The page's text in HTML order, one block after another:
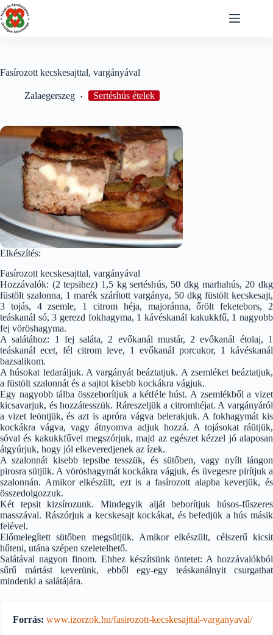
Skip
to
content
Fasírozott kecskesajttal, vargányával
Zalaegerszeg Sertéshús ételek
Elkészítés:
Fasírozott kecskesajttal, vargányával
Hozzávalók: (2 tepsihez) 1,5 kg sertéshús, 50 dkg marhahús, 20 dkg
füstölt szalonna, 1 marék szárított vargánya, 50 dkg füstölt kecskesajt,
3 tojás, 4 zsemle, 1 citrom héja, majoránna, őrölt feketebors, 2
teáskanál só, 3 gerezd fokhagyma, 1 kávéskanál kakukkfű, 1 nagyobb
fej vöröshagyma.
A salátához: 1 fej saláta, 2 evőkanál mustár, 2 evőkanál étolaj, 1
teáskanál ecet, fél citrom leve, 1 evőkanál porcukor, 1 kávéskanál
bazsalikom.
A húsokat ledaráljuk. A vargányát beáztatjuk. A zsemléket beáztatjuk,
a füstölt szalonnát és a sajtot kisebb kockákra vágjuk.
Egy nagyobb tálba összeborítjuk a kétféle húst. A zsemlékből a vizet
kicsavarjuk, és hozzátesszük. Ráreszeljük a citromhéjat. A vargányáról
a vizet leöntjük, és azt is apróra vágva belerakjuk. A fokhagymát kis
kockákra vágva, vagy átnyomva adjuk hozzá. A tojásokat ráütjük,
sóval és kakukkfűvel megszórjuk, majd az egészet kézzel jó alaposan
átgyúrjuk, hogy jól elkeveredjenek az ízek.
A szalonnát kisebb tepsibe tesszük, és sütőben, vagy nyílt lángon
pirosra sütjük. A vöröshagymát kockákra vágjuk, és üvegesre pirítjuk a
szalonnán. Amikor elkészült, ezt is a fasírozott alapba keverjük, és
összedolgozzuk.
Két tepsit kizsírozunk. Mindegyik alját beborítjuk húsos-fűszeres
masszával. Rászórjuk a kecskesajt kockákat, és befedjük a hús másik
felével.
Előmelegített sütőben megsütjük. Amikor elkészült, célszerű kicsit
hűteni, utána szépen szeletelhető.
Salátával nagyon finom. Ehhez készítsünk öntetet: A hozzávalókból
sűrű mártást keverünk, ebből egy-egy teáskanálnyit csurgathat
mindenki a salátájára.
Forrás: www.izorzok.hu/fasirozott-kecskesajttal-varganyaval/